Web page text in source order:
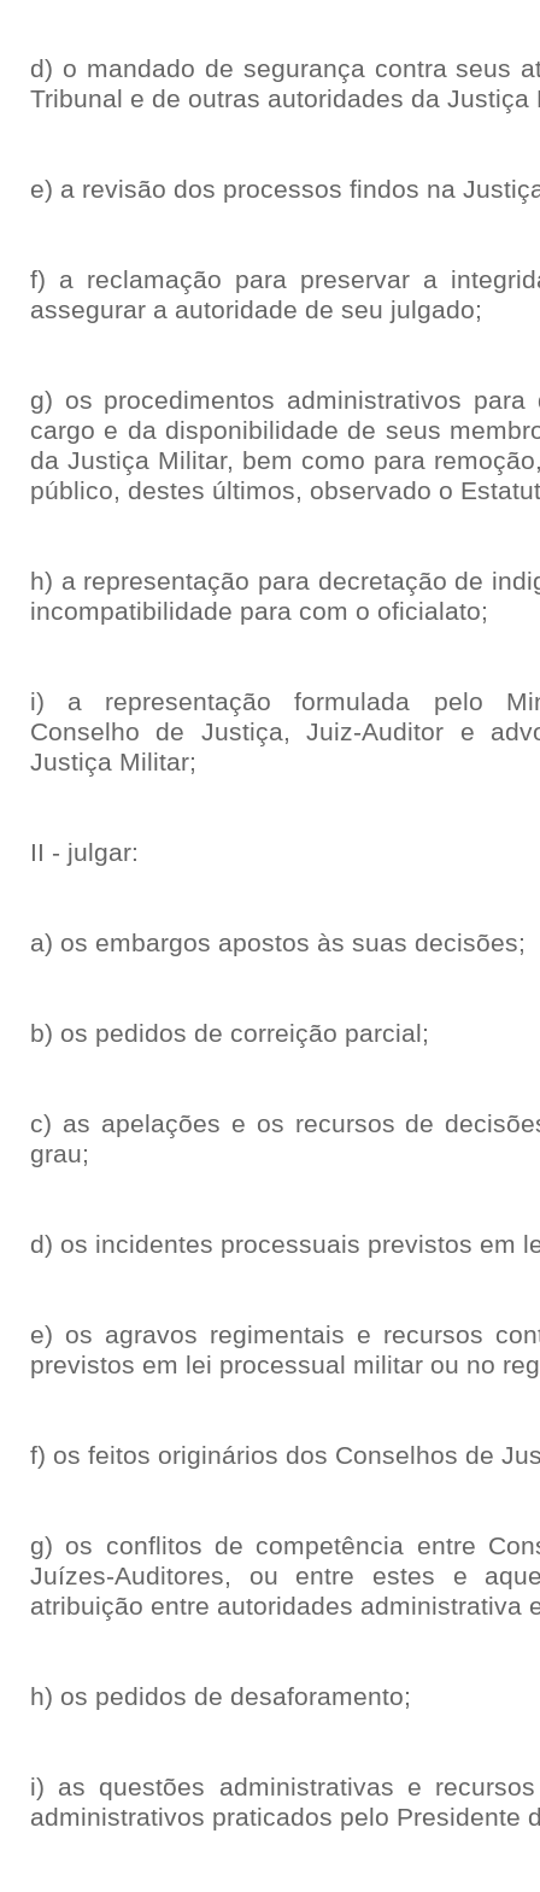
d) o mandado de segurança contra seus
Tribunal e de outras autoridades da Justiça
e) a revisão dos processos findos na
f) a reclamação para preservar a
assegurar a autoridade de seu julgado;
g) os procedimentos administrativos
cargo e da disponibilidade de seus
da Justiça Militar, bem como para
público, destes últimos, observado o
h) a representação para decretação de
incompatibilidade para com o oficialato;
i) a representação formulada pelo
Conselho de Justiça, Juiz-Auditor e
Justiça Militar;
II - julgar:
a) os embargos apostos às suas decisões;
b) os pedidos de correição parcial;
c) as apelações e os recursos de
grau;
d) os incidentes processuais previstos em
e) os agravos regimentais e recursos
previstos em lei processual militar ou no
f) os feitos originários dos Conselhos de
g) os conflitos de competência entre
Juízes-Auditores, ou entre estes e
atribuição entre autoridades administrativa
h) os pedidos de desaforamento;
i) as questões administrativas e
administrativos praticados pelo Presidente